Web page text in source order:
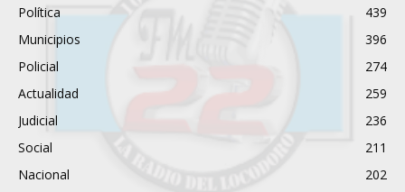
Política
439
Municipios
396
Policial
274
Actualidad
259
Judicial
236
Social
211
Nacional
202